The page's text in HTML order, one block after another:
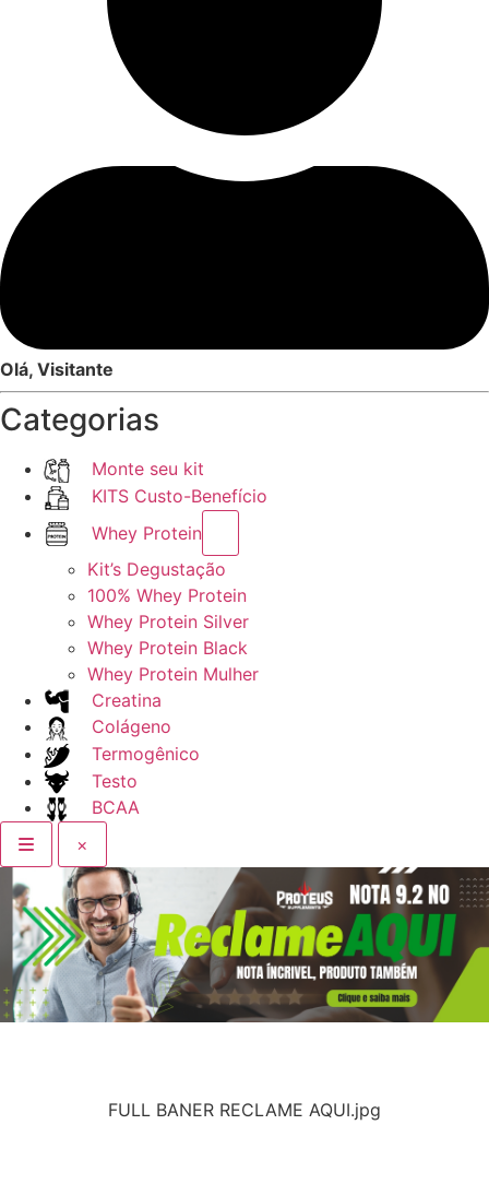
Olá, Visitante
Categorias
Monte seu kit
KITS Custo-Benefício
Whey Protein
Kit’s Degustação
100% Whey Protein
Whey Protein Silver
Whey Protein Black
Whey Protein Mulher
Creatina
Colágeno
Termogênico
Testo
BCAA
×
FULL BANER RECLAME AQUI.jpg